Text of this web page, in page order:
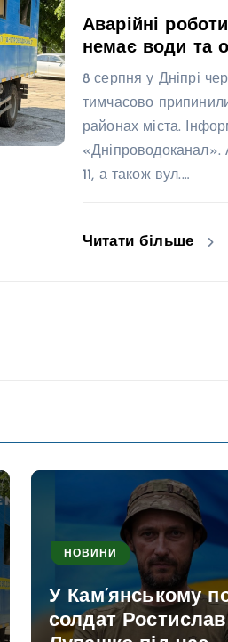
Аварійні
немає води та
8 серпня у Дніпрі
тимчасово
районах міста.
«Дніпроводоканал».
11, а також вул.…
Читати більше
НОВИНИ
У Кам’янському
солдат Ростислав